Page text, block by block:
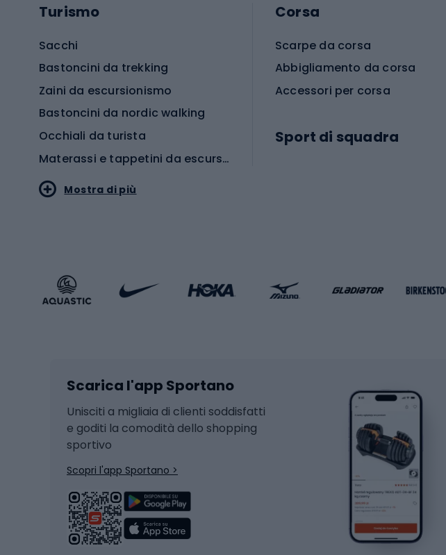
Turismo
Sacchi
Bastoncini da trekking
Zaini da escursionismo
Bastoncini da nordic walking
Occhiali da turista
Materassi e tappetini da escursionismo
Accessori Sportstyle
Sci di fondo
Hockey
Snowboard
Skitouring
Pattini da ghiaccio
Biciclette
Corsa
Scarpe da corsa
Abbigliamento da corsa
Accessori per corsa
Sport di squadra
Abbigliamento da basket
Sci da sci alpinismo
Scarponi da sci alpinismo
Bastoncini da sci alpinismo
Mostra di più
Scarica l'app Sportano
Unisciti a migliaia di clienti soddisfatti
e goditi la comodità dello shopping
sportivo
Scopri l'app Sportano >